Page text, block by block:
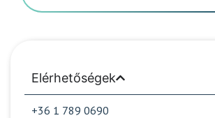
Elérhetőségek
+36 1 789 0690